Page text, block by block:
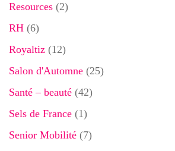
Resources (2)
RH (6)
Royaltiz (12)
Salon d'Automne (25)
Santé – beauté (42)
Sels de France (1)
Senior Mobilité (7)